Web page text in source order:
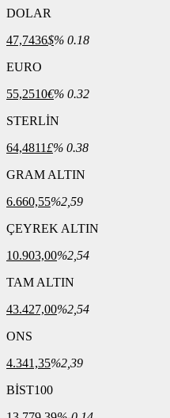
DOLAR
47,7436$% 0.18
EURO
55,2510€% 0.32
STERLİN
64,4811£% 0.38
GRAM ALTIN
6.660,55%2,59
ÇEYREK ALTIN
10.903,00%2,54
TAM ALTIN
43.427,00%2,54
ONS
4.341,35%2,39
BİST100